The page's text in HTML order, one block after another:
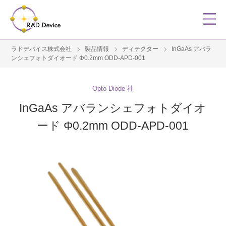
ラドデバイス株式会社 製品情報 ディテクター
InGaAs アバラ
ンシェフォトダイオード Φ0.2mm ODD-APD-001
Opto Diode 社
InGaAs アバランシェフォトダイオ
ード Φ0.2mm ODD-APD-001